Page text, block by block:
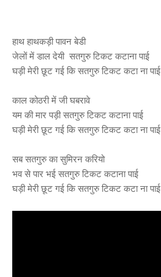
हाथ हाथकड़ी पावन बेडी
जेलों में डाल देयी सतगुरु टिकट कटाना पाई
घड़ी मेरी छूट गई कि सतगुरु टिकट कटा ना पाई
काल कोठरी में जी घबरावे
यम की मार पड़ी सतगुरु टिकट कटाना पाई
घड़ी मेरी छूट गई कि सतगुरु टिकट कटा ना पाई
सब सतगुरु का सुमिरन करियो
भव से पार भई सतगुरु टिकट कटाना पाई
घड़ी मेरी छूट गई कि सतगुरु टिकट कटा ना पाई